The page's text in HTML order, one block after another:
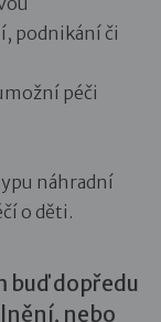
podnikání či
péči
náhradní
o děti.
buď dopředu
nebo